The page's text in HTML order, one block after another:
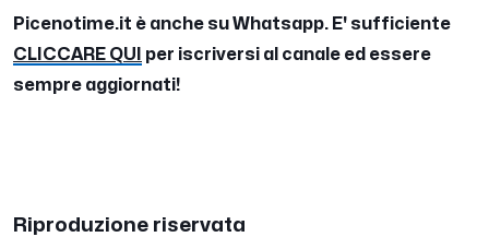
Picenotime.it è anche su Whatsapp. E' sufficiente
CLICCARE QUI
per iscriversi al canale ed essere
sempre aggiornati!
Riproduzione riservata